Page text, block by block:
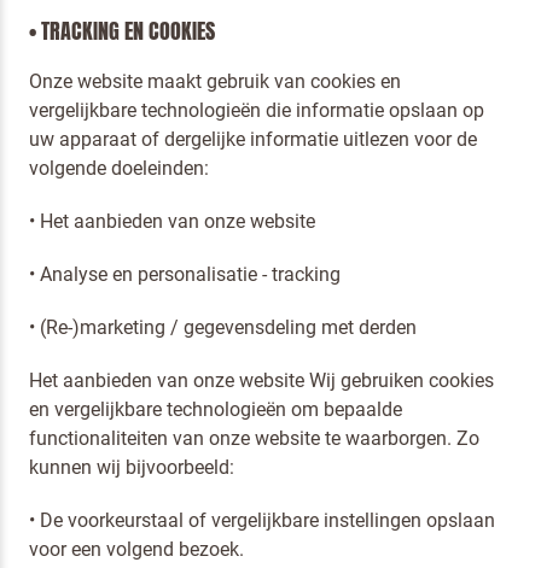
• TRACKING EN COOKIES
Onze website maakt gebruik van cookies en
vergelijkbare technologieën die informatie opslaan op
uw apparaat of dergelijke informatie uitlezen voor de
volgende doeleinden:
• Het aanbieden van onze website
• Analyse en personalisatie - tracking
• (Re-)marketing / gegevensdeling met derden
Het aanbieden van onze website Wij gebruiken cookies
en vergelijkbare technologieën om bepaalde
functionaliteiten van onze website te waarborgen. Zo
kunnen wij bijvoorbeeld:
• De voorkeurstaal of vergelijkbare instellingen opslaan
voor een volgend bezoek.